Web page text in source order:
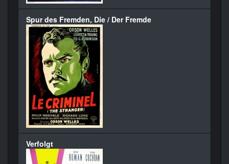
Spur des Fremden, Die / Der Fremde
Verfolgt